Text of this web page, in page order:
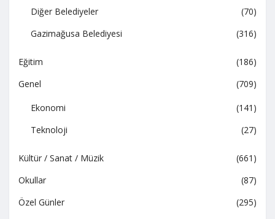
Diğer Belediyeler
(70)
Gazimağusa Belediyesi
(316)
Eğitim
(186)
Genel
(709)
Ekonomi
(141)
Teknoloji
(27)
Kültür / Sanat / Müzik
(661)
Okullar
(87)
Özel Günler
(295)